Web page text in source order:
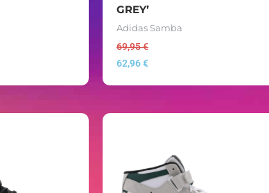
GREY’
Adidas Samba
69,95€
62,96€